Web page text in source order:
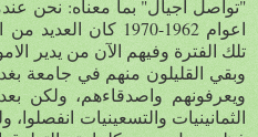
"تواصل اجيال" بما معناه: نحن
اعوام 1962-1970
تلك الفترة وفيهم الآن من يدير
وبقي القليلون منهم في جامعة
ويعرفونهم واصدقاءهم، ولكن
الثمانينيات والتسعينيات